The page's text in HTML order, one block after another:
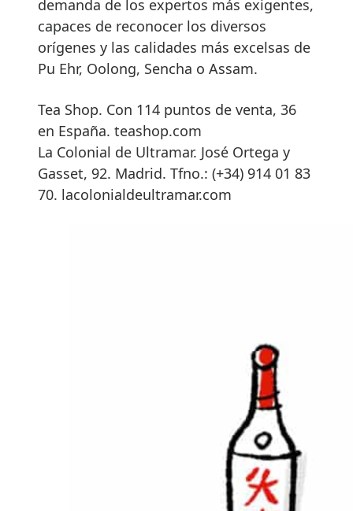
demanda de los expertos más exigentes,
capaces de reconocer los diversos
orígenes y las calidades más excelsas de
Pu Ehr, Oolong, Sencha o Assam.
Tea Shop. Con 114 puntos de venta, 36
en España. teashop.com
La Colonial de Ultramar. José Ortega y
Gasset, 92. Madrid. Tfno.: (+34) 914 01 83
70. lacolonialdeultramar.com